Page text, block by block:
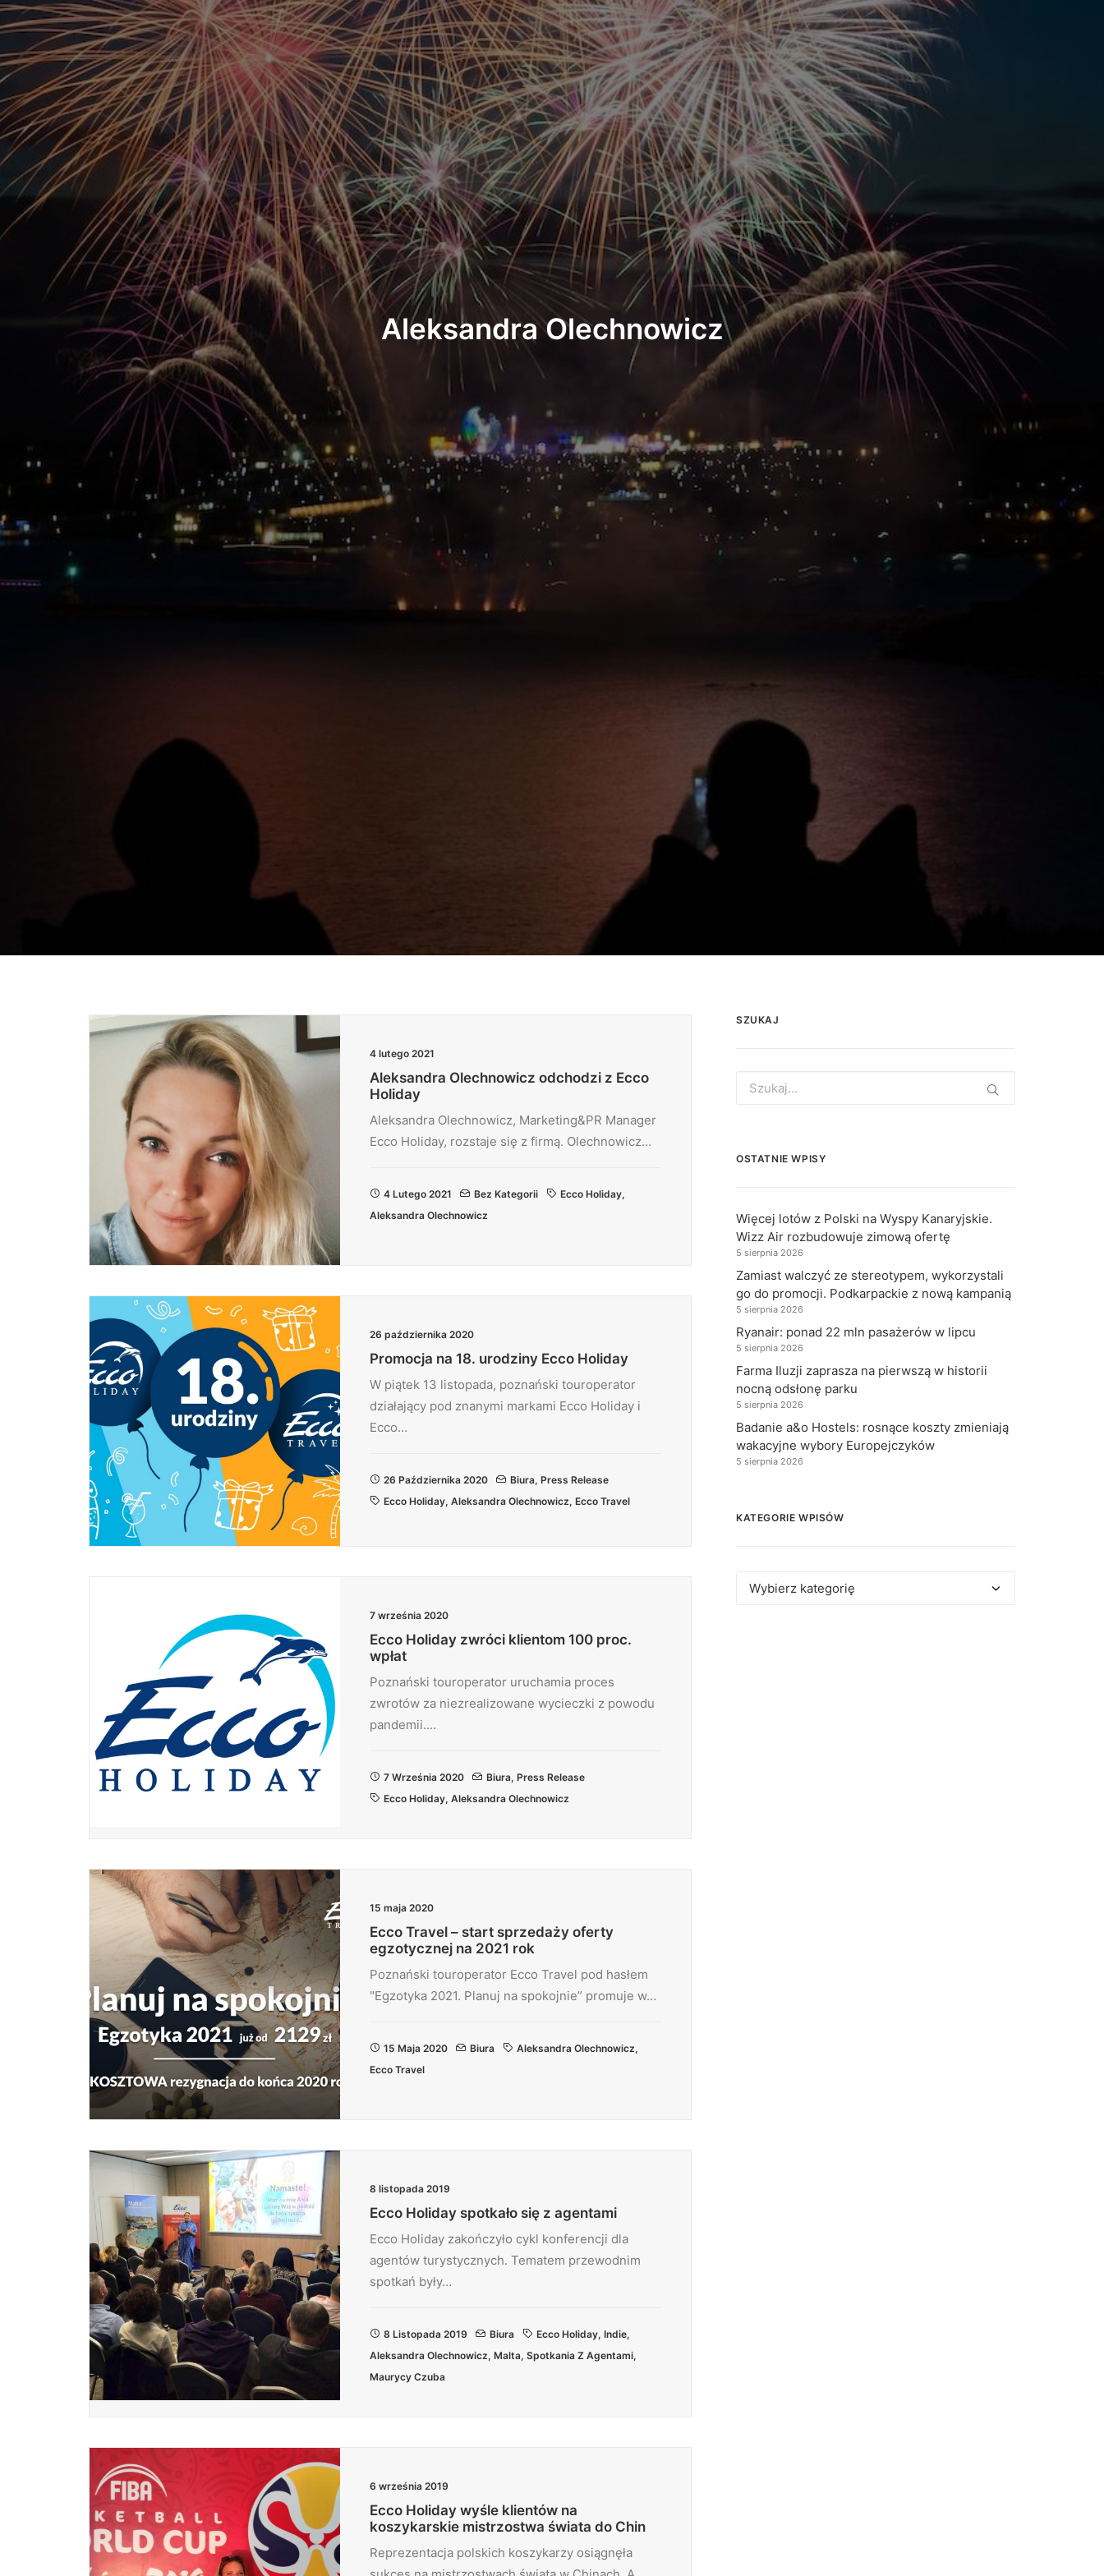
Aleksandra Olechnowicz
4 lutego 2021
Aleksandra Olechnowicz odchodzi z Ecco
Holiday
Aleksandra Olechnowicz, Marketing&PR Manager
Ecco Holiday, rozstaje się z firmą. Olechnowicz…
4 Lutego 2021 Bez Kategorii Ecco Holiday,
Aleksandra Olechnowicz
26 października 2020
Promocja na 18. urodziny Ecco Holiday
W piątek 13 listopada, poznański touroperator
działający pod znanymi markami Ecco Holiday i
Ecco…
26 Października 2020 Biura, Press Release
Ecco Holiday, Aleksandra Olechnowicz, Ecco Travel
7 września 2020
Ecco Holiday zwróci klientom 100 proc.
wpłat
Poznański touroperator uruchamia proces
zwrotów za niezrealizowane wycieczki z powodu
pandemii.…
7 Września 2020 Biura, Press Release
Ecco Holiday, Aleksandra Olechnowicz
15 maja 2020
Ecco Travel – start sprzedaży oferty
egzotycznej na 2021 rok
Poznański touroperator Ecco Travel pod hasłem
"Egzotyka 2021. Planuj na spokojnie” promuje w…
15 Maja 2020 Biura Aleksandra Olechnowicz,
Ecco Travel
8 listopada 2019
Ecco Holiday spotkało się z agentami
Ecco Holiday zakończyło cykl konferencji dla
agentów turystycznych. Tematem przewodnim
spotkań były…
8 Listopada 2019 Biura Ecco Holiday, Indie,
Aleksandra Olechnowicz, Malta, Spotkania Z Agentami,
Maurycy Czuba
6 września 2019
Ecco Holiday wyśle klientów na
koszykarskie mistrzostwa świata do Chin
Reprezentacja polskich koszykarzy osiągnęła
SZUKAJ
for:
OSTATNIE WPISY
Więcej lotów z Polski na Wyspy Kanaryjskie.
Wizz Air rozbudowuje zimową ofertę
5 sierpnia 2026
Zamiast walczyć ze stereotypem, wykorzystali
go do promocji. Podkarpackie z nową kampanią
5 sierpnia 2026
Ryanair: ponad 22 mln pasażerów w lipcu
5 sierpnia 2026
Farma Iluzji zaprasza na pierwszą w historii
nocną odsłonę parku
5 sierpnia 2026
Badanie a&o Hostels: rosnące koszty zmieniają
wakacyjne wybory Europejczyków
5 sierpnia 2026
KATEGORIE WPISÓW
Kategorie